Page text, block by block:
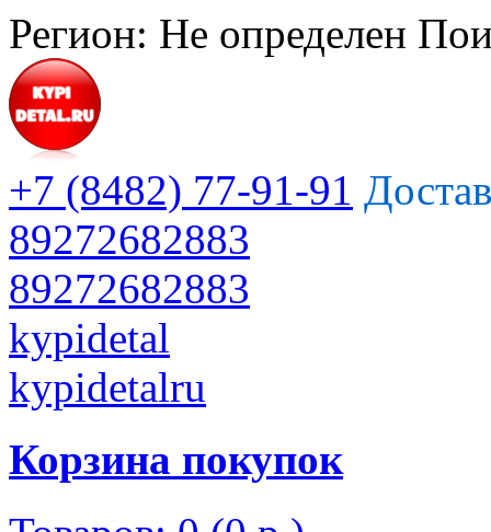
Регион: Не определен
+7 (8482) 77-91-91
89272682883
89272682883
kypidetal
kypidetalru
Корзина покупок